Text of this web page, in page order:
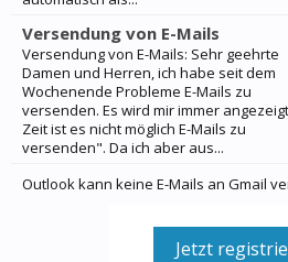
Versendung von E-Mails
Versendung von E-Mails: Sehr geehrte
Damen und Herren, ich habe seit dem
Wochenende Probleme E-Mails zu
versenden. Es wird mir immer
Zeit ist es nicht möglich E-Mails zu
versenden". Da ich aber aus...
Outlook kann keine E-Mails an Gmail
Jetzt